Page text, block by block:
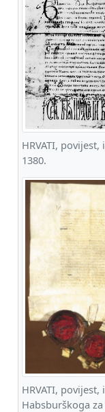
HRVATI,
1380.
HRVATI,
Habsburškoga